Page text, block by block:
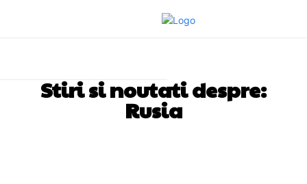
Stiri si noutati despre:
Rusia